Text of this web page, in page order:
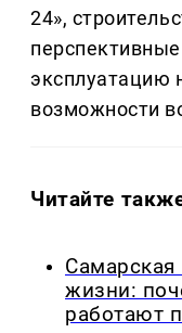
24»,
эксплуатацию
возможности
Читайте
Самарская
жизни:
работают